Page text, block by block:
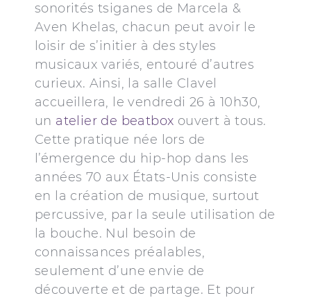
sonorités tsiganes de Marcela &
Aven Khelas, chacun peut avoir le
loisir de s’initier à des styles
musicaux variés, entouré d’autres
curieux. Ainsi, la salle Clavel
accueillera, le vendredi 26 à 10h30,
un atelier de beatbox ouvert à tous.
Cette pratique née lors de
l’émergence du hip-hop dans les
années 70 aux États-Unis consiste
en la création de musique, surtout
percussive, par la seule utilisation de
la bouche. Nul besoin de
connaissances préalables,
seulement d’une envie de
découverte et de partage. Et pour